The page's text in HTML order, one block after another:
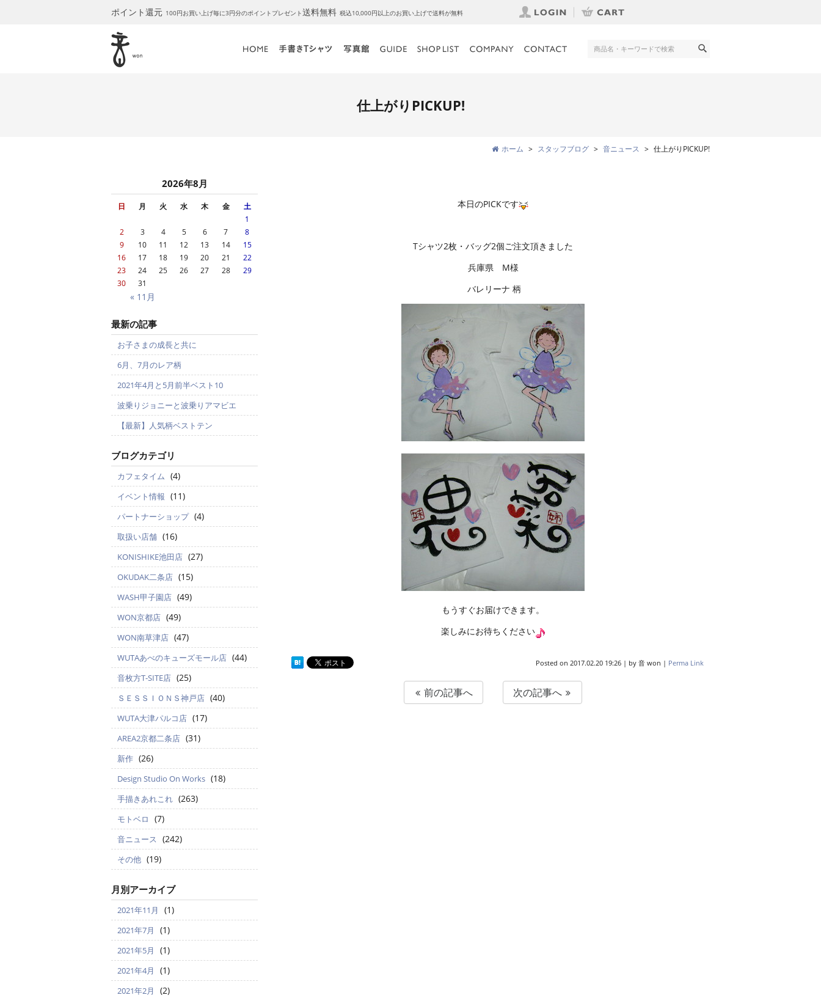
ポイント還元 100円お買い上げ毎に3円分のポイントプレゼント送料無料 税込10,000円以上のお買い上げで送料が無料
仕上がりPICKUP!
ホーム スタッフブログ 音ニュース 仕上がりPICKUP!
本日のPICKです
Tシャツ2枚・バッグ2個ご注文頂きました
兵庫県 M様
バレリーナ 柄
もうすぐお届けできます。
楽しみにお待ちください
Posted on 2017.02.20 19:26 | by 音 won | Perma Link
前の記事へ 次の記事へ
2026年8月
日 月 火 水 木 金 土
« 11月
1
2
3 4 5 6 7
8
9
10 11 12 13 14
15
16
17 18 19 20 21
22
23
24 25 26 27 28
29
30
31
最新の記事
お子さまの成長と共に
6月、7月のレア柄
2021年4月と5月前半ベスト10
波乗りジョニーと波乗りアマビエ
【最新】人気柄ベストテン
ブログカテゴリ
カフェタイム (4)
イベント情報 (11)
パートナーショップ (4)
取扱い店舗 (16)
KONISHIKE池田店 (27)
OKUDAK二条店 (15)
WASH甲子園店 (49)
WON京都店 (49)
WON南草津店 (47)
WUTAあべのキューズモール店 (44)
音枚方T-SITE店 (25)
ＳＥＳＳＩＯＮＳ神戸店 (40)
WUTA大津パルコ店 (17)
AREA2京都二条店 (31)
新作 (26)
Design Studio On Works (18)
手描きあれこれ (263)
モトベロ (7)
音ニュース (242)
その他 (19)
月別アーカイブ
2021年11月 (1)
2021年7月 (1)
2021年5月 (1)
2021年4月 (1)
2021年2月 (2)